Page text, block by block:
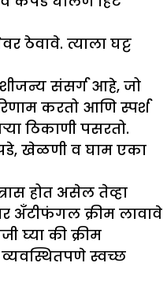
ठेवावे. त्याला घट्ट
संसर्ग आहे, जो
करतो आणि स्पर्श
ठिकाणी पसरतो.
खेळणी व घाम एका
होत असेल तेव्हा
अँटीफंगल क्रीम लावावे
घ्या की क्रीम
व्यवस्थितपणे स्वच्छ